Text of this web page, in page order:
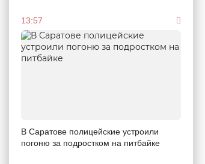
13:57
В Саратове полицейские устроили
погоню за подростком на питбайке